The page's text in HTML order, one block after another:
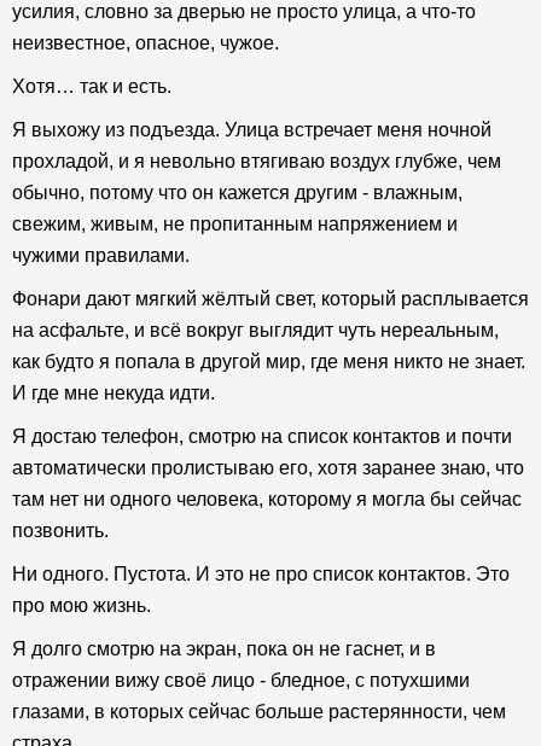
усилия, словно за дверью не просто улица, а что-то
неизвестное, опасное, чужое.
Хотя… так и есть.
Я выхожу из подъезда. Улица встречает меня ночной
прохладой, и я невольно втягиваю воздух глубже, чем
обычно, потому что он кажется другим - влажным,
свежим, живым, не пропитанным напряжением и
чужими правилами.
Фонари дают мягкий жёлтый свет, который расплывается
на асфальте, и всё вокруг выглядит чуть нереальным,
как будто я попала в другой мир, где меня никто не знает.
И где мне некуда идти.
Я достаю телефон, смотрю на список контактов и почти
автоматически пролистываю его, хотя заранее знаю, что
там нет ни одного человека, которому я могла бы сейчас
позвонить.
Ни одного. Пустота. И это не про список контактов. Это
про мою жизнь.
Я долго смотрю на экран, пока он не гаснет, и в
отражении вижу своё лицо - бледное, с потухшими
глазами, в которых сейчас больше растерянности, чем